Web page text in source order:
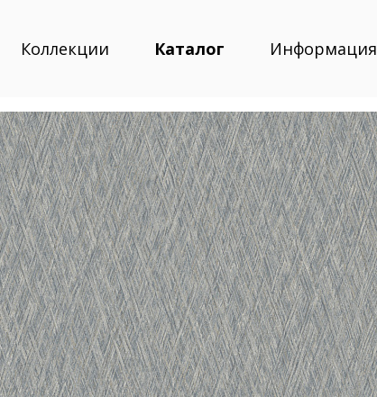
Коллекции Каталог Информация